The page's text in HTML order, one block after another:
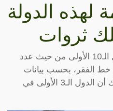
لهذه الدولة
ثروات
تتصدَّر مدغشقر قائمة الدول الـ10 الأولى من حيث عدد
الفقر، بحسب بيانات
البنك الدولي. والملاحظ كذلك أن الدول الـ3 الأولى في